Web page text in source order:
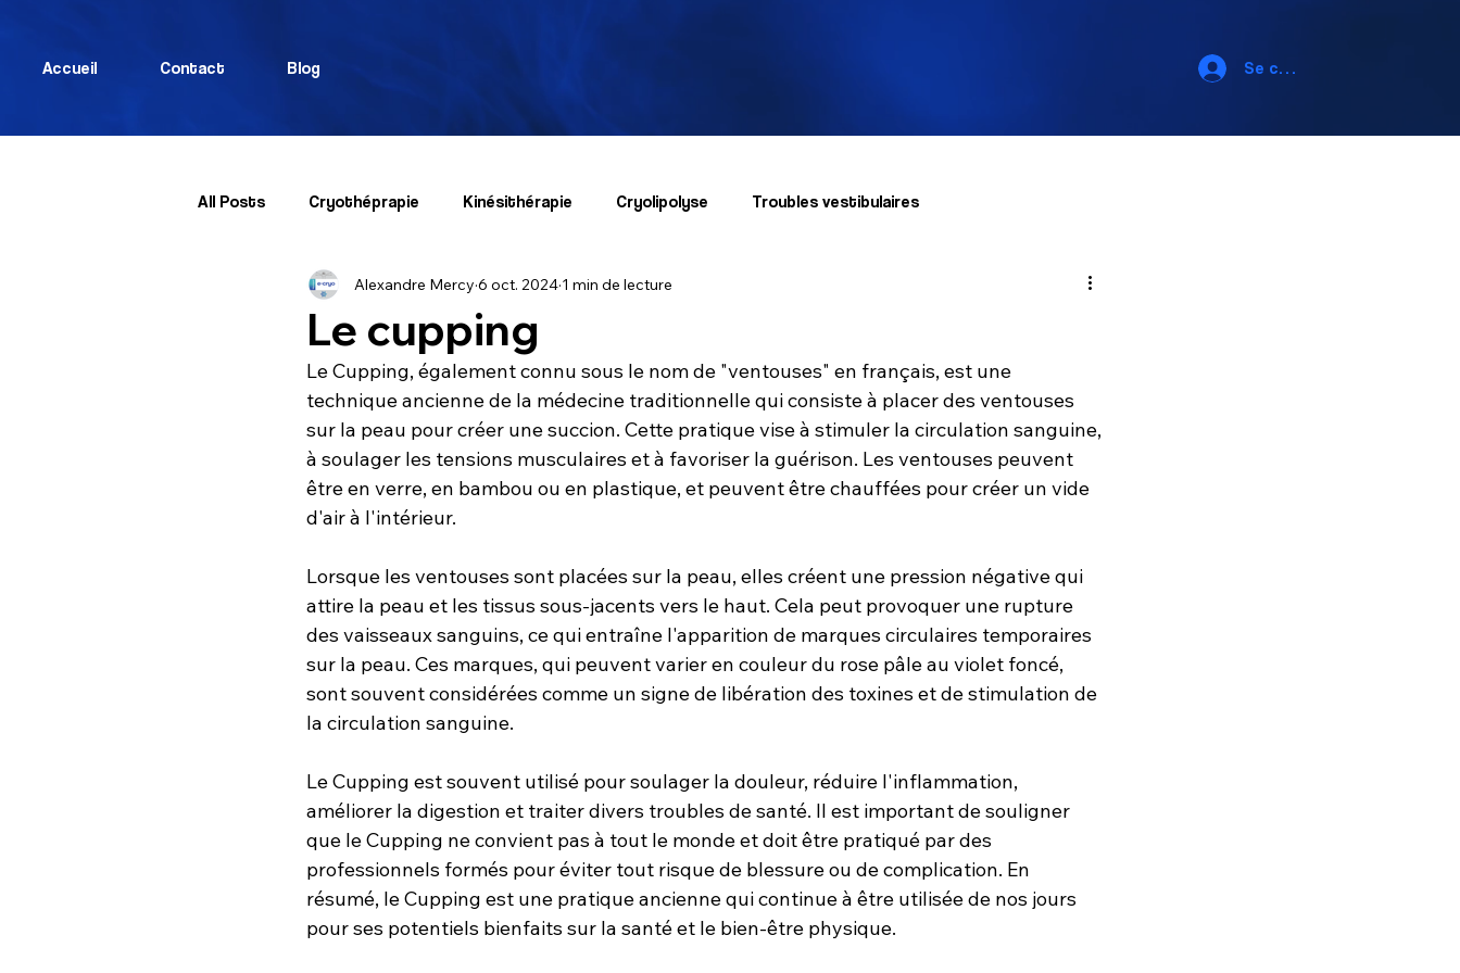
Se connecter
Accueil Contact Blog
All Posts Cryothéprapie Kinésithérapie Cryolipolyse Troubles vestibulaires
Le cupping
Alexandre Mercy 6 oct. 2024 1 min de lecture
Le Cupping, également connu sous le nom de "ventouses" en français, est une
technique ancienne de la médecine traditionnelle qui consiste à placer des ventouses
sur la peau pour créer une succion. Cette pratique vise à stimuler la circulation sanguine,
à soulager les tensions musculaires et à favoriser la guérison. Les ventouses peuvent
être en verre, en bambou ou en plastique, et peuvent être chauffées pour créer un vide
d'air à l'intérieur.
Lorsque les ventouses sont placées sur la peau, elles créent une pression négative qui
attire la peau et les tissus sous-jacents vers le haut. Cela peut provoquer une rupture
des vaisseaux sanguins, ce qui entraîne l'apparition de marques circulaires temporaires
sur la peau. Ces marques, qui peuvent varier en couleur du rose pâle au violet foncé,
sont souvent considérées comme un signe de libération des toxines et de stimulation de
la circulation sanguine.
Le Cupping est souvent utilisé pour soulager la douleur, réduire l'inflammation,
améliorer la digestion et traiter divers troubles de santé. Il est important de souligner
que le Cupping ne convient pas à tout le monde et doit être pratiqué par des
professionnels formés pour éviter tout risque de blessure ou de complication. En
résumé, le Cupping est une pratique ancienne qui continue à être utilisée de nos jours
pour ses potentiels bienfaits sur la santé et le bien-être physique.